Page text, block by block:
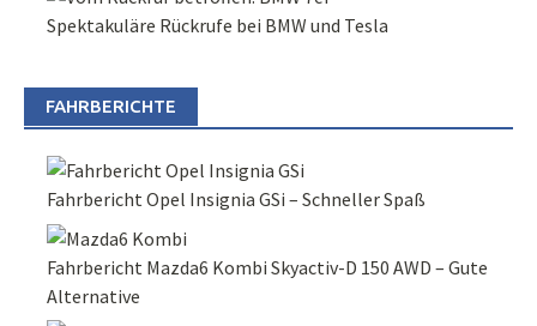
Spektakuläre Rückrufe bei BMW und Tesla
FAHRBERICHTE
Fahrbericht Opel Insignia GSi – Schneller Spaß
Fahrbericht Mazda6 Kombi Skyactiv-D 150 AWD – Gute
Alternative